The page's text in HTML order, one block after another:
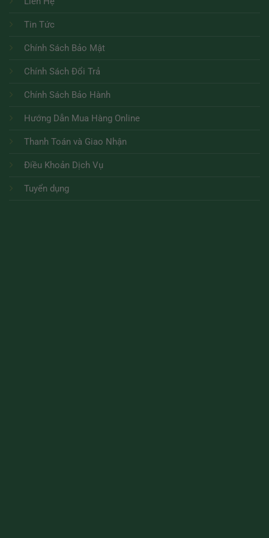
Tin Tức
Chính Sách Bảo Mật
Chính Sách Đổi Trả
Chính Sách Bảo Hành
Hướng Dẫn Mua Hàng Online
Thanh Toán và Giao Nhận
Điều Khoản Dịch Vụ
Tuyển dụng